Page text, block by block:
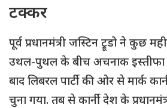
टक्कर
पूर्व प्रधानमंत्री जस्टिन ट्रूडो ने कुछ
उथल-पुथल के बीच अचनाक इस्तीफा
बाद लिबरल पार्टी की ओर से मार्क
चुना गया. तब से कार्नी देश के